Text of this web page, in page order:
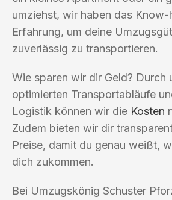
umziehst, wir haben das
Erfahrung, um deine
zuverlässig zu transportieren.
Wie sparen wir dir Geld? Durch
optimierten Transportabläufe
Logistik können wir die Kosten
Zudem bieten wir dir
Preise, damit du genau weißt,
dich zukommen.
Bei Umzugskönig Schuster